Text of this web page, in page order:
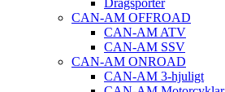
Dragsporter
CAN-AM OFFROAD
CAN-AM ATV
CAN-AM SSV
CAN-AM ONROAD
CAN-AM 3-hjuligt